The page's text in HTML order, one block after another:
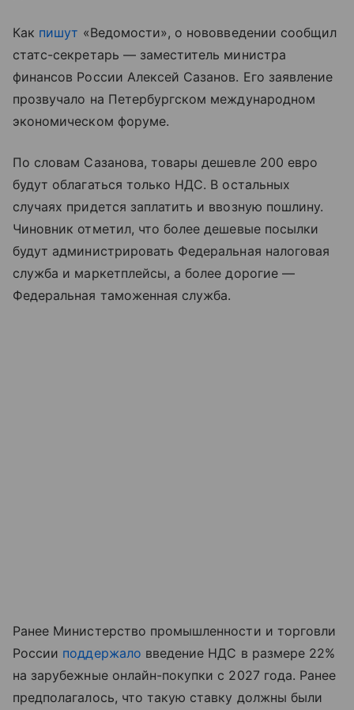
Как пишут «Ведомости», о нововведении сообщил
статс-секретарь — заместитель министра
финансов России Алексей Сазанов. Его заявление
прозвучало на Петербургском международном
экономическом форуме.
По словам Сазанова, товары дешевле 200 евро
будут облагаться только НДС. В остальных
случаях придется заплатить и ввозную пошлину.
Чиновник отметил, что более дешевые посылки
будут администрировать Федеральная налоговая
служба и маркетплейсы, а более дорогие —
Федеральная таможенная служба.
Ранее Министерство промышленности и торговли
России поддержало введение НДС в размере 22%
на зарубежные онлайн-покупки с 2027 года. Ранее
предполагалось, что такую ставку должны были